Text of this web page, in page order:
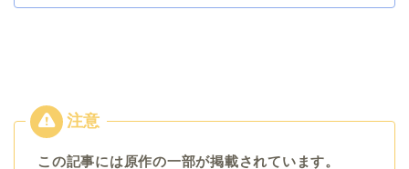
この記事には原作の一部が掲載されています。